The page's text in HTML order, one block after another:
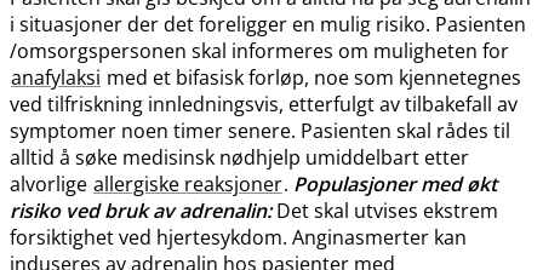
i situasjoner der det foreligger en mulig risiko. Pasienten​
/​omsorgspersonen skal informeres om muligheten for
anafylaksi med et bifasisk forløp, noe som kjennetegnes
ved tilfriskning innledningsvis, etterfulgt av tilbakefall av
symptomer noen timer senere. Pasienten skal rådes til
alltid å søke medisinsk nødhjelp umiddelbart etter
alvorlige allergiske reaksjoner. Populasjoner med økt
risiko ved bruk av adrenalin:Det skal utvises ekstrem
forsiktighet ved hjertesykdom. Anginasmerter kan
induseres av adrenalin hos pasienter med